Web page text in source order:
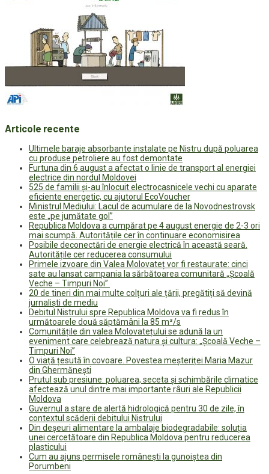
Articole recente
Ultimele baraje absorbante instalate pe Nistru după poluarea
cu produse petroliere au fost demontate
Furtuna din 6 august a afectat o linie de transport al energiei
electrice din nordul Moldovei
525 de familii și-au înlocuit electrocasnicele vechi cu aparate
eficiente energetic, cu ajutorul EcoVoucher
Ministrul Mediului: Lacul de acumulare de la Novodnestrovsk
este „pe jumătate gol”
Republica Moldova a cumpărat pe 4 august energie de 2-3 ori
mai scumpă. Autoritățile cer în continuare economisirea
Posibile deconectări de energie electrică în această seară.
Autoritățile cer reducerea consumului
Primele izvoare din Valea Molovateț vor fi restaurate: cinci
sate au lansat campania la sărbătoarea comunitară „Școală
Veche – Timpuri Noi”
20 de tineri din mai multe colțuri ale țării, pregătiți să devină
jurnaliști de mediu
Debitul Nistrului spre Republica Moldova va fi redus în
următoarele două săptămâni la 85 m³/s
Comunitățile din valea Molovatețului se adună la un
eveniment care celebrează natura și cultura: „Școală Veche –
Timpuri Noi”
O viață țesută în covoare. Povestea meșteriței Maria Mazur
din Ghermănești
Prutul sub presiune: poluarea, seceta și schimbările climatice
afectează unul dintre mai importante râuri ale Republicii
Moldova
Guvernul a stare de alertă hidrologică pentru 30 de zile, în
contextul scăderii debitului Nistrului
Din deșeuri alimentare la ambalaje biodegradabile: soluția
unei cercetătoare din Republica Moldova pentru reducerea
plasticului
Cum au ajuns permisele românești la gunoiștea din
Porumbeni